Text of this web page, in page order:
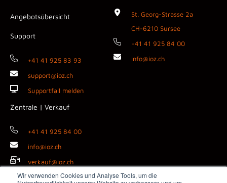
Wir verwenden Cookies und Analyse Tools, um die
Angebotsübersicht
Support
+41 41 925 83 93
support@ioz.ch
Supportfall melden
Zentrale | Verkauf
+41 41 925 84 00
info@ioz.ch
verkauf@ioz.ch
St. Georg-Strasse 2a
CH-6210 Sursee
+41 41 925 84 00
info@ioz.ch